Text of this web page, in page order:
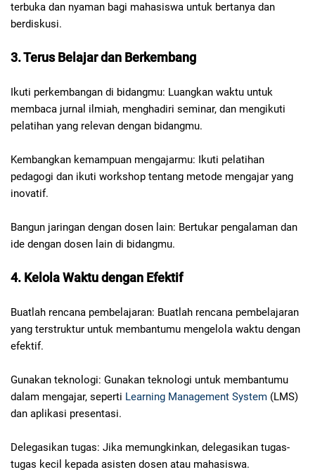
terbuka dan nyaman bagi mahasiswa untuk bertanya dan
berdiskusi.
3. Terus Belajar dan Berkembang
Ikuti perkembangan di bidangmu: Luangkan waktu untuk
membaca jurnal ilmiah, menghadiri seminar, dan mengikuti
pelatihan yang relevan dengan bidangmu.
Kembangkan kemampuan mengajarmu: Ikuti pelatihan
pedagogi dan ikuti workshop tentang metode mengajar yang
inovatif.
Bangun jaringan dengan dosen lain: Bertukar pengalaman dan
ide dengan dosen lain di bidangmu.
4. Kelola Waktu dengan Efektif
Buatlah rencana pembelajaran: Buatlah rencana pembelajaran
yang terstruktur untuk membantumu mengelola waktu dengan
efektif.
Gunakan teknologi: Gunakan teknologi untuk membantumu
dalam mengajar, seperti Learning Management System (LMS)
dan aplikasi presentasi.
Delegasikan tugas: Jika memungkinkan, delegasikan tugas-
tugas kecil kepada asisten dosen atau mahasiswa.